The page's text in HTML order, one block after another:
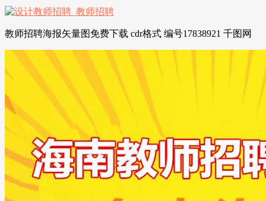
教师招聘海报矢量图免费下载 cdr格式 编号17838921 千图网